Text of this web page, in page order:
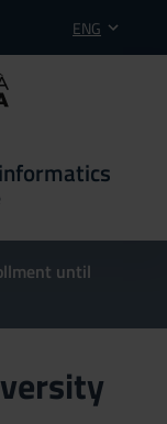
ENG
until